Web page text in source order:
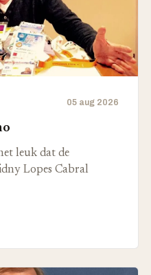
05 aug 2026
leuk dat de
Lopes Cabral